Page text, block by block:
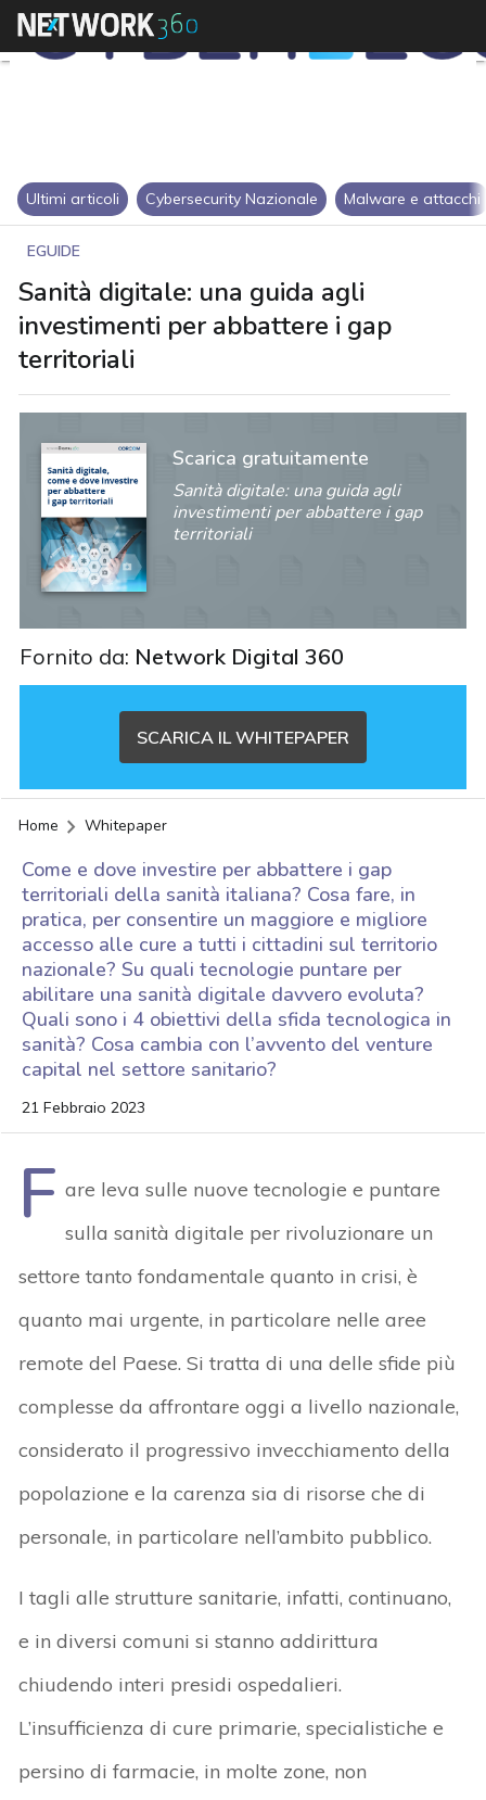
Ultimi articoli Cybersecurity Nazionale Malware e attacchi
EGUIDE
Sanità digitale: una guida agli
investimenti per abbattere i gap
territoriali
Scarica gratuitamente
Sanità digitale: una guida agli
investimenti per abbattere i gap
territoriali
Fornito da: Network Digital 360
SCARICA IL WHITEPAPER
Home Whitepaper
Come e dove investire per abbattere i gap
territoriali della sanità italiana? Cosa fare, in
pratica, per consentire un maggiore e migliore
accesso alle cure a tutti i cittadini sul territorio
nazionale? Su quali tecnologie puntare per
abilitare una sanità digitale davvero evoluta?
Quali sono i 4 obiettivi della sfida tecnologica in
sanità? Cosa cambia con l’avvento del venture
capital nel settore sanitario?
21 Febbraio 2023
F are leva sulle nuove tecnologie e puntare
sulla sanità digitale per rivoluzionare un
settore tanto fondamentale quanto in crisi, è
quanto mai urgente, in particolare nelle aree
remote del Paese. Si tratta di una delle sfide più
complesse da affrontare oggi a livello nazionale,
considerato il progressivo invecchiamento della
popolazione e la carenza sia di risorse che di
personale, in particolare nell’ambito pubblico.
I tagli alle strutture sanitarie, infatti, continuano,
e in diversi comuni si stanno addirittura
chiudendo interi presidi ospedalieri.
L’insufficienza di cure primarie, specialistiche e
persino di farmacie, in molte zone, non